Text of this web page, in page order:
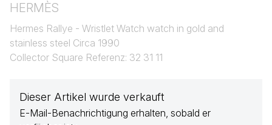
HERMÈS
Hermes Rallye - Wristlet Watch watch in gold and
stainless steel Circa 1990
Collector Square Referenz: 32 31 11
Dieser Artikel wurde verkauft
E-Mail-Benachrichtigung erhalten, sobald er